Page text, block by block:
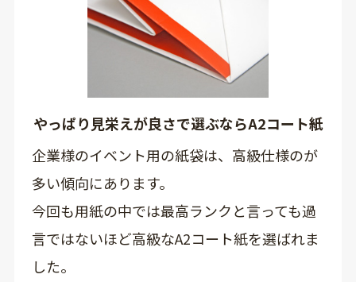
やっぱり見栄えが良さで選ぶならA2コート紙
企業様のイベント用の紙袋は、高級仕様のが
多い傾向にあります。
今回も用紙の中では最高ランクと言っても過
言ではないほど高級なA2コート紙を選ばれま
した。